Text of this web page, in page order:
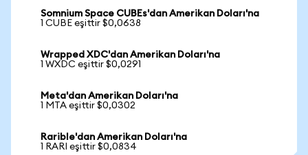
Somnium Space CUBEs'dan Amerikan Doları'na
1 CUBE eşittir $0,0638
Wrapped XDC'dan Amerikan Doları'na
1 WXDC eşittir $0,0291
Meta'dan Amerikan Doları'na
1 MTA eşittir $0,0302
Rarible'dan Amerikan Doları'na
1 RARI eşittir $0,0834